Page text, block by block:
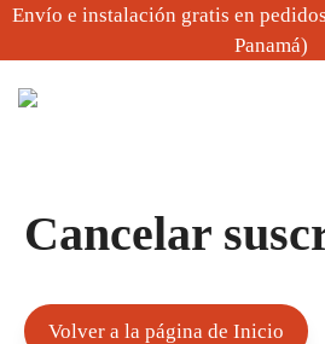
Saltar
Envío e instalación gratis en
Panamá)
Cancelar
Volver a la página de Inicio